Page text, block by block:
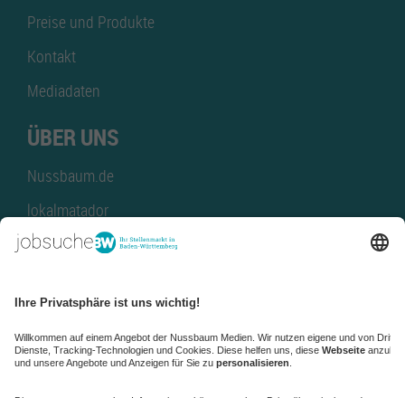
Preise und Produkte
Kontakt
Mediadaten
ÜBER UNS
Nussbaum.de
lokalmatador
kaufinBW
NussbaumID
Nussbaum Medien